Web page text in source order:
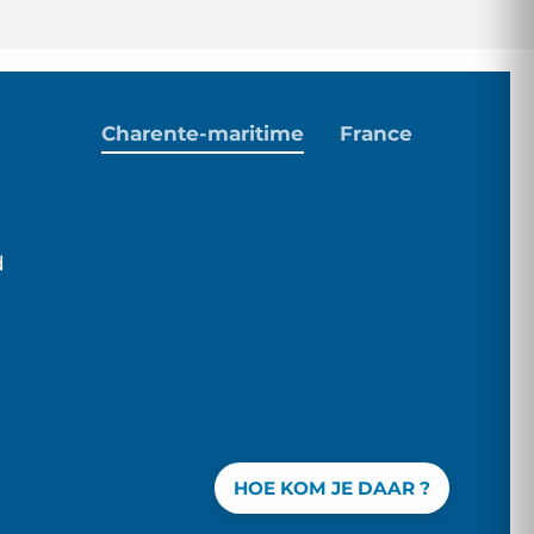
HOE KOM JE DAAR ?
Charente-maritime France